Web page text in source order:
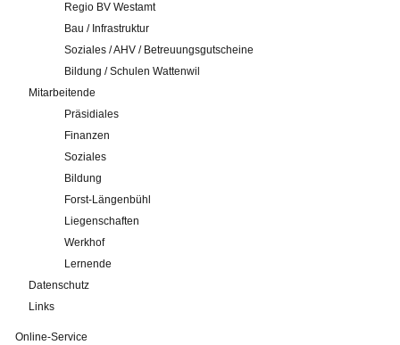
Regio BV Westamt
Bau / Infrastruktur
Soziales / AHV / Betreuungsgutscheine
Bildung / Schulen Wattenwil
Mitarbeitende
Präsidiales
Finanzen
Soziales
Bildung
Forst-Längenbühl
Liegenschaften
Werkhof
Lernende
Datenschutz
Links
Online-Service